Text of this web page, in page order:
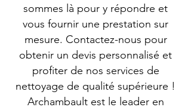
sommes là pour y répondre et
vous fournir une prestation sur
mesure. Contactez-nous pour
obtenir un devis personnalisé et
profiter de nos services de
nettoyage de qualité supérieure !
Archambault est le leader en